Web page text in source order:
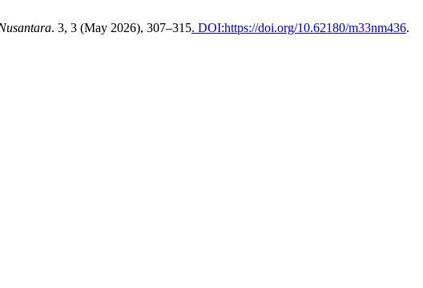
. 3, 3 (May 2026), 307–315. DOI:https://doi.org/10.62180/m33nm436.